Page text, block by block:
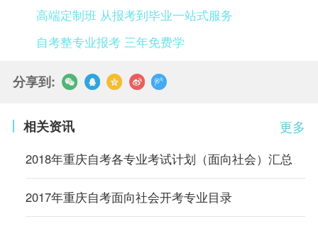
高端定制班 从报考到毕业一站式服务
自考整专业报考 三年免费学
分享到:
更多
相关资讯
2018年重庆自考各专业考试计划（面向社会）汇总
2017年重庆自考面向社会开考专业目录